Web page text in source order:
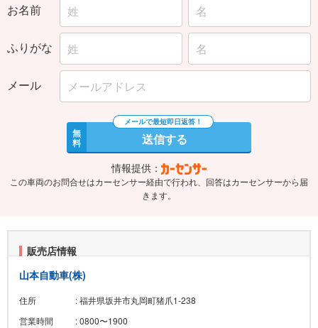
お名前
ふりがな
メール
無
料 送信する
情報提供：
この車両のお問合せはカーセンサー経由で行われ、回答はカーセンサーから届
きます。
販売店情報
山本自動車(株)
住所
: 福井県坂井市丸岡町猪爪1-238
営業時間
: 0800〜1900